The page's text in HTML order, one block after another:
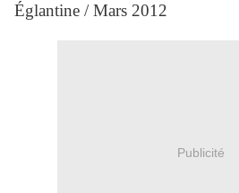
Églantine / Mars 2012
Publicité